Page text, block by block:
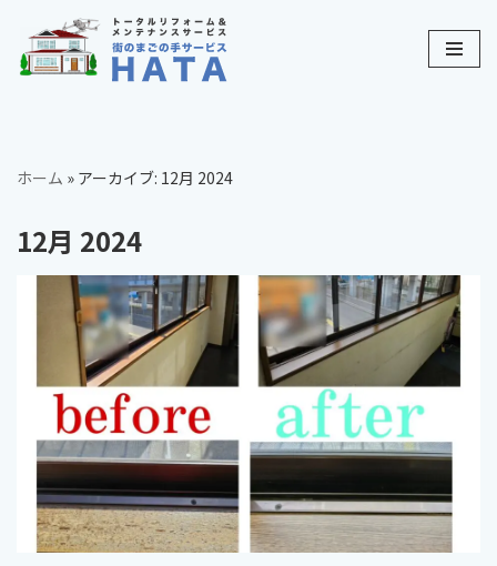
コ
ツ
ス
キ
ホーム » アーカイブ: 12月 2024
12月 2024